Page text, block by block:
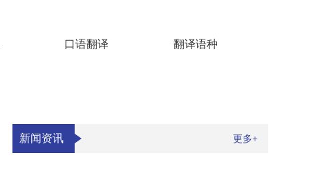
口语翻译 翻译语种
新闻资讯 更多+